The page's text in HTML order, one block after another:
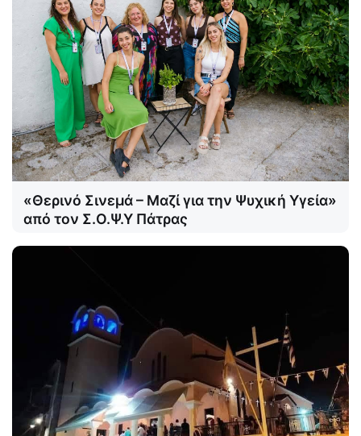
«Θερινό Σινεμά – Μαζί για την Ψυχική Υγεία»
από τον Σ.Ο.Ψ.Υ Πάτρας